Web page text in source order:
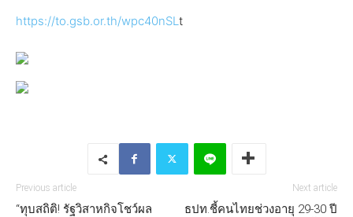
https://to.gsb.or.th/wpc40nSLt
Previous article
“ทุบสถิติ! รัฐวิสาหกิจโชว์ผล
Next article
ธปท.ชี้คนไทยช่วงอายุ 29-30 ปี